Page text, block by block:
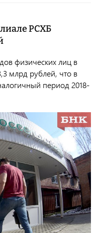
РСХБ
физических лиц в
млрд рублей, что в
период 2018-